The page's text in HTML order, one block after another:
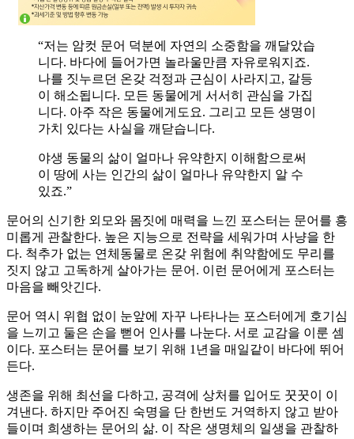
“저는 암컷 문어 덕분에 자연의 소중함을 깨달았습
니다. 바다에 들어가면 놀라울만큼 자유로워지죠.
나를 짓누르던 온갖 걱정과 근심이 사라지고, 갈등
이 해소됩니다. 모든 동물에게 서서히 관심을 가집
니다. 아주 작은 동물에게도요. 그리고 모든 생명이
가치 있다는 사실을 깨닫습니다.
야생 동물의 삶이 얼마나 유약한지 이해함으로써
이 땅에 사는 인간의 삶이 얼마나 유약한지 알 수
있죠.”
문어의 신기한 외모와 몸짓에 매력을 느낀 포스터는 문어를 흥
미롭게 관찰한다. 높은 지능으로 전략을 세워가며 사냥을 한
다. 척추가 없는 연체동물로 온갖 위험에 취약함에도 무리를
짓지 않고 고독하게 살아가는 문어. 이런 문어에게 포스터는
마음을 빼앗긴다.
문어 역시 위협 없이 눈앞에 자꾸 나타나는 포스터에게 호기심
을 느끼고 둘은 손을 뻗어 인사를 나눈다. 서로 교감을 이룬 셈
이다. 포스터는 문어를 보기 위해 1년을 매일같이 바다에 뛰어
든다.
생존을 위해 최선을 다하고, 공격에 상처를 입어도 꿋꿋이 이
겨낸다. 하지만 주어진 숙명을 단 한번도 거역하지 않고 받아
들이며 희생하는 문어의 삶. 이 작은 생명체의 일생을 관찰하